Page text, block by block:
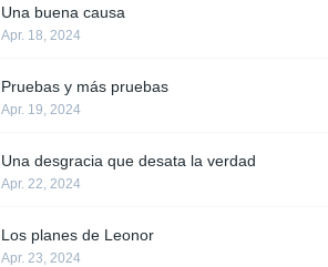
Una buena causa
Apr. 18, 2024
Pruebas y más pruebas
Apr. 19, 2024
Una desgracia que desata la verdad
Apr. 22, 2024
Los planes de Leonor
Apr. 23, 2024